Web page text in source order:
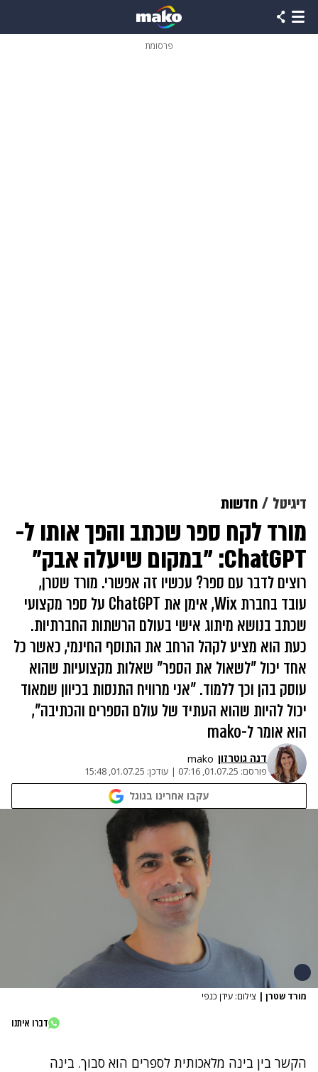
פרסומת
דיגיטל חדשות
מורד לקח ספר שכתב והפך אותו ל-
ChatGPT: "במקום שיעלה אבק"
רוצים לדבר עם ספר? עכשיו זה אפשרי. מורד שטרן,
עובד בחברת Wix, אימן את ChatGPT על ספר מקצועי
שכתב בנושא מיתוג אישי בעולם הרשתות החברתיות.
כעת הוא מציע לקהל הרחב את התוסף החינמי, כאשר כל
אחד יכול "לשאול את הספר" שאלות מקצועיות שהוא
עוסק בהן וכך ללמוד. "אני מרוויח התנסות בכיוון שמאוד
יכול להיות שהוא העתיד של עולם הספרים והכתיבה",
הוא אומר ל-mako
דנה גוטרזון mako
פורסם: 01.07.25, 07:16
| עודכן: 01.07.25, 15:48
עקבו אחרינו בגוגל
מורד שטרן | צילום: עידן כנפי
דברו איתנו
הקשר בין בינה מלאכותית לספרים הוא סבוך. בינה